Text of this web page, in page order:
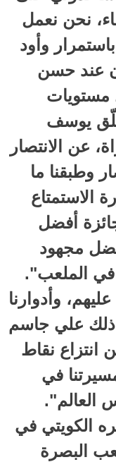
نحن نعمل
وأود
عند حسن
مستويات
يوسف
عن الانتصار
وطبقنا ما
الاستمتاع
أفضل
مجهود
في الملعب".
وأدوارنا
ذلك علي جاسم
انتزاع نقاط
في
العالم".
الكويتي في
2025 في ملعب البصرة